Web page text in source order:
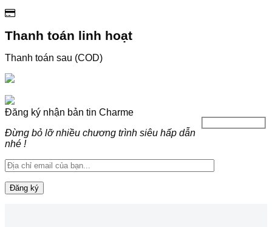
Thanh toán linh hoạt
Thanh toán sau (COD)
Đăng ký nhận bản tin Charme
Đừng bỏ lỡ nhiều chương trình siêu hấp dẫn
nhé !